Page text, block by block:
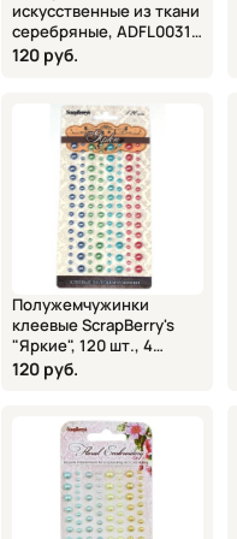
искусственные из ткани
серебряные, ADFL0031,
12 шт., 4х6 см
120 руб.
Полужемчужинки
клеевые ScrapBerry's
"Яркие", 120 шт., 4
цвета, SCB030203
120 руб.